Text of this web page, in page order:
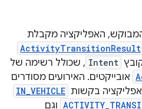
האפליקציה מקבלת
ActivityTransitionResult
Intent , שכולל רשימה של
אובייקטים. האירועים מסודרים
אפליקציה בקשות IN_VEHICLE
וגם